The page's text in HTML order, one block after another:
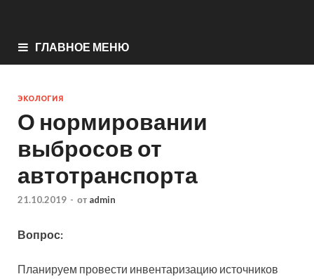
ГЛАВНОЕ МЕНЮ
ЭКОЛОГИЯ
О нормировании
выбросов от
автотранспорта
21.10.2019 - от admin
Вопрос:
Планируем провести инвентаризацию источников